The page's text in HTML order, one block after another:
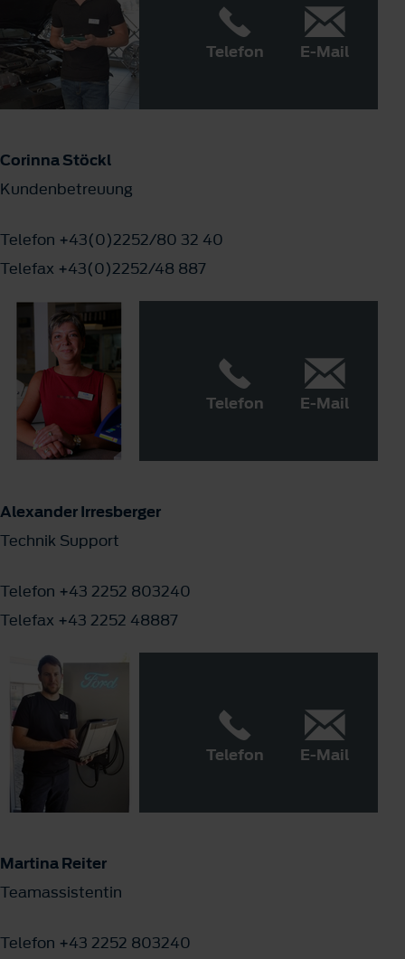
Telefon E-Mail
Corinna Stöckl
Kundenbetreuung
Telefon +43(0)2252/80 32 40
Telefax +43(0)2252/48 887
Telefon E-Mail
Alexander Irresberger
Technik Support
Telefon +43 2252 803240
Telefax +43 2252 48887
Telefon E-Mail
Martina Reiter
Teamassistentin
Telefon +43 2252 803240